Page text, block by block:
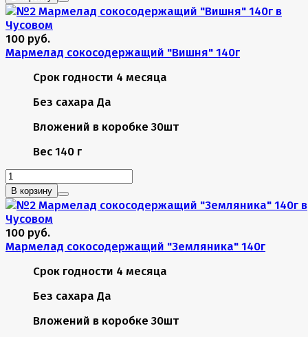
100 руб.
Мармелад сокосодержащий "Вишня" 140г
Срок годности 4 месяца
Без сахара Да
Вложений в коробке 30шт
Вес 140 г
В корзину
100 руб.
Мармелад сокосодержащий "Земляника" 140г
Срок годности 4 месяца
Без сахара Да
Вложений в коробке 30шт